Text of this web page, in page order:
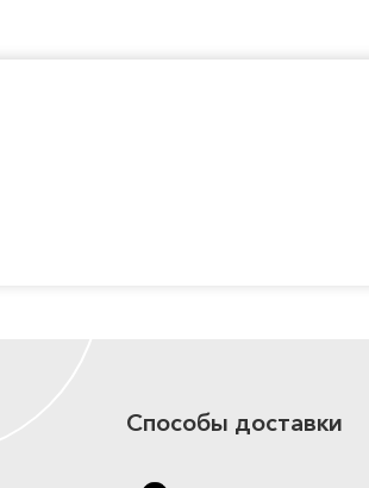
Способы доставки